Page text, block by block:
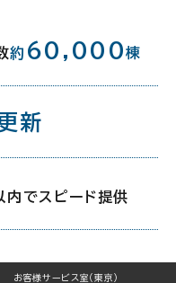
約 60,000棟
新
内でスピード提供
お客様サービス室（東京）